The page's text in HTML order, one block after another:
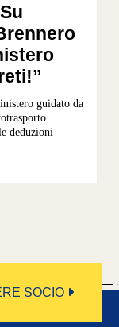
guidato da
deduzioni
... 53 54
55
SOCIO